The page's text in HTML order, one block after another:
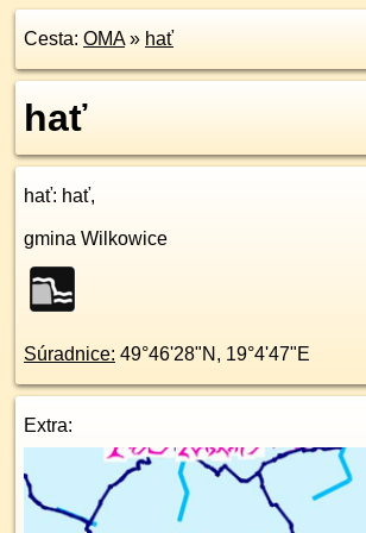
Cesta: OMA» hať
hať
hať: hať,
gmina Wilkowice
Súradnice: 49°46'28"N , 19°4'47"E
Extra: